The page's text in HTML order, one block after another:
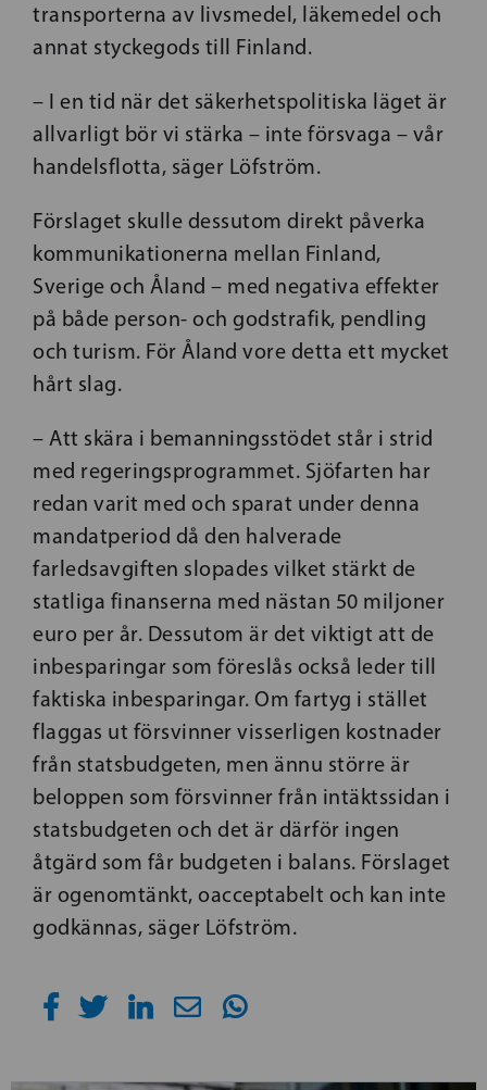
transporterna av livsmedel, läkemedel och
annat styckegods till Finland.
– I en tid när det säkerhetspolitiska läget är
allvarligt bör vi stärka – inte försvaga – vår
handelsflotta, säger Löfström.
Förslaget skulle dessutom direkt påverka
kommunikationerna mellan Finland,
Sverige och Åland – med negativa effekter
på både person- och godstrafik, pendling
och turism. För Åland vore detta ett mycket
hårt slag.
– Att skära i bemanningsstödet står i strid
med regeringsprogrammet. Sjöfarten har
redan varit med och sparat under denna
mandatperiod då den halverade
farledsavgiften slopades vilket stärkt de
statliga finanserna med nästan 50 miljoner
euro per år. Dessutom är det viktigt att de
inbesparingar som föreslås också leder till
faktiska inbesparingar. Om fartyg i stället
flaggas ut försvinner visserligen kostnader
från statsbudgeten, men ännu större är
beloppen som försvinner från intäktssidan i
statsbudgeten och det är därför ingen
åtgärd som får budgeten i balans. Förslaget
är ogenomtänkt, oacceptabelt och kan inte
godkännas, säger Löfström.